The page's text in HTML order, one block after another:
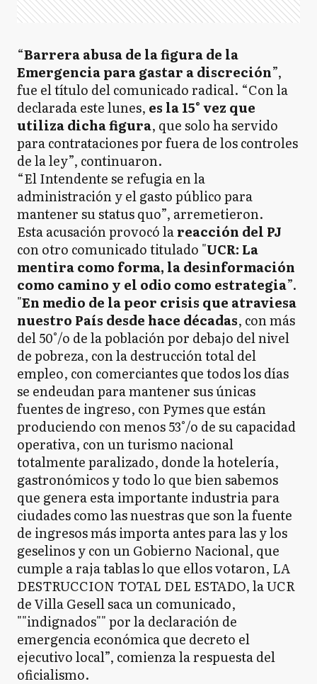
“Barrera abusa de la figura de la
Emergencia para gastar a discreción”,
fue el título del comunicado radical. “Con la
declarada este lunes, es la 15° vez que
utiliza dicha figura, que solo ha servido
para contrataciones por fuera de los controles
de la ley”, continuaron.
“El Intendente se refugia en la
administración y el gasto público para
mantener su status quo”, arremetieron.
Esta acusación provocó lareacción del PJ
con otro comunicado titulado "UCR: La
mentira como forma, la desinformación
como camino y el odio como estrategia”.
"En medio de la peor crisis que atraviesa
nuestro País desde hace décadas, con más
del 50°/o de la población por debajo del nivel
de pobreza, con la destrucción total del
empleo, con comerciantes que todos los días
se endeudan para mantener sus únicas
fuentes de ingreso, con Pymes que están
produciendo con menos 53°/o de su capacidad
operativa, con un turismo nacional
totalmente paralizado, donde la hotelería,
gastronómicos y todo lo que bien sabemos
que genera esta importante industria para
ciudades como las nuestras que son la fuente
de ingresos más importa antes para las y los
geselinos y con un Gobierno Nacional, que
cumple a raja tablas lo que ellos votaron, LA
DESTRUCCION TOTAL DEL ESTADO, la UCR
de Villa Gesell saca un comunicado,
""indignados"" por la declaración de
emergencia económica que decreto el
ejecutivo local”, comienza la respuesta del
oficialismo.